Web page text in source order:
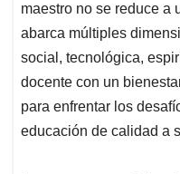
maestro no se reduce a
abarca múltiples
social, tecnológica,
docente con un
para enfrentar los
educación de calidad a